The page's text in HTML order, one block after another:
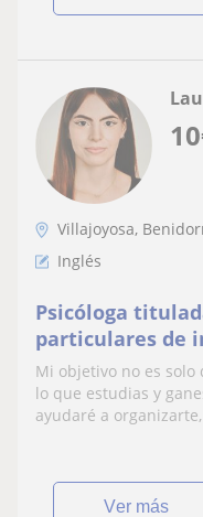
10
Villajoyosa,
Inglés
Psicóloga
particulares de
primaria, ESO y
Mi objetivo no es
lo que estudias y
ayudaré a
ver más